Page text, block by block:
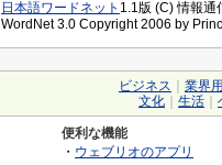
日本語ワードネット 1.1版 (C) 情報
WordNet 3.0 Copyright 2006 by
ビジネス 業界
文化
生活
便利な機能
・ ウェブリオのアプリ